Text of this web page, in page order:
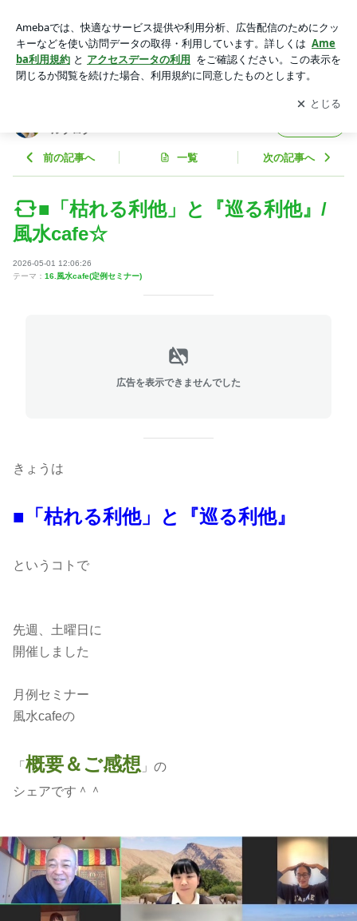
いちしょうがく）オフィシャルブログ Powered by Ameba
アプリをダウンロードして ブログの更新通知
を受け取りまし
ょう。
開く
ルブログ
前の記事へ 一覧 次の記事へ
■「枯れる利他」と『巡る利他』/
風水cafe☆
2026-05-01 12:06:26
テーマ： 16.風水cafe(定例セミナー)
広告を表示できませんでした
きょうは
■「枯れる利他」と『巡る利他』
というコトで
先週、土曜日に
開催しました
月例セミナー
風水cafeの
「 概要＆ご感想 」の
シェアです＾＾